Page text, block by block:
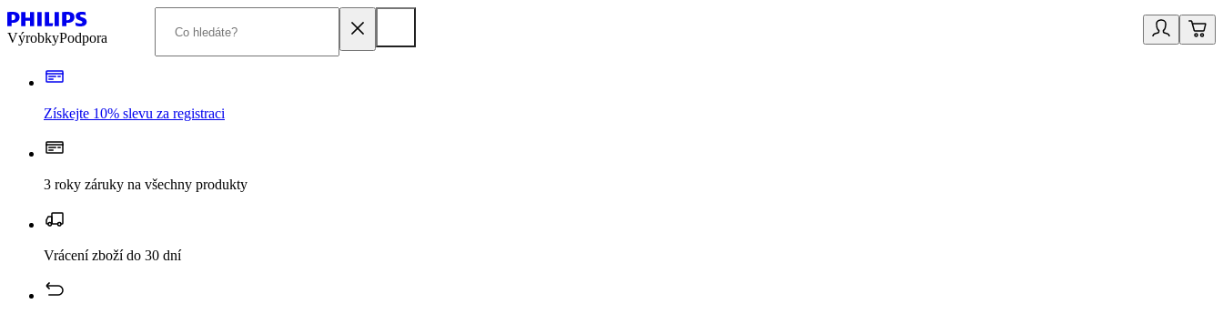
VýrobkyPodpora
Získejte 10% slevu za registraci
3 roky záruky na všechny produkty
Vrácení zboží do 30 dní